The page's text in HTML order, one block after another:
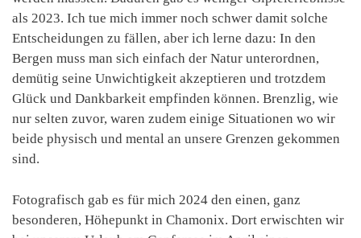
als 2023. Ich tue mich immer noch schwer damit solche
Entscheidungen zu fällen, aber ich lerne dazu: In den
Bergen muss man sich einfach der Natur unterordnen,
demütig seine Unwichtigkeit akzeptieren und trotzdem
Glück und Dankbarkeit empfinden können. Brenzlig, wie
nur selten zuvor, waren zudem einige Situationen wo wir
beide physisch und mental an unsere Grenzen gekommen
sind.
Fotografisch gab es für mich 2024 den einen, ganz
besonderen, Höhepunkt in Chamonix. Dort erwischten wir